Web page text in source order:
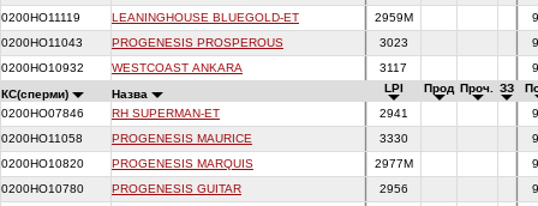
0200HO11119
LEANINGHOUSE BLUEGOLD-ET 2959M
0200HO11043
PROGENESIS PROSPEROUS 3023
0200HO10932
WESTCOAST ANKARA 3117
КС(сперми)
Назва LPI Прод Проч. ЗЗ
0200HO07846
RH SUPERMAN-ET 2941
0200HO11058
PROGENESIS MAURICE 3330
0200HO10820
PROGENESIS MARQUIS 2977M
0200HO10780
PROGENESIS GUITAR 2956